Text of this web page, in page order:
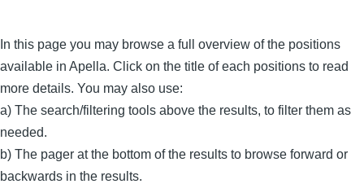
In this page you may browse a full overview of the positions
available in Apella. Click on the title of each positions to read
more details. You may also use:
a) The search/filtering tools above the results, to filter them as
needed.
b) The pager at the bottom of the results to browse forward or
backwards in the results.